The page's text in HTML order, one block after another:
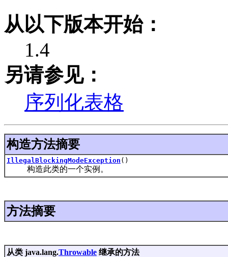
从以下版本开始：
1.4
另请参见：
序列化表格
构造方法摘要
IllegalBlockingModeException ()
构造此类的一个实例。
方法摘要
从类 java.lang.Throwable 继承的方法